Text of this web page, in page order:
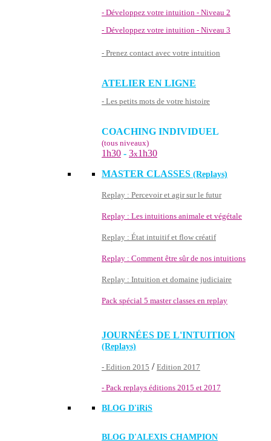
- Développez votre intuition - Niveau 2
- Développez votre intuition - Niveau 3
- Prenez contact avec votre intuition
ATELIER EN LIGNE
- Les petits mots de votre histoire
COACHING INDIVIDUEL
(tous niveaux)
1h30 - 3x1h30
MASTER CLASSES (Replays)
Replay : Percevoir et agir sur le futur
Replay : Les intuitions animale et végétale
Replay : État intuitif et flow créatif
Replay : Comment être sûr de nos intuitions
Replay : Intuition et domaine judiciaire
Pack spécial 5 master classes en replay
JOURNÉES DE L'INTUITION
(Replays)
- Edition 2015 / Edition 2017
- Pack replays éditions 2015 et 2017
BLOG D'iRiS
BLOG D'ALEXIS CHAMPION